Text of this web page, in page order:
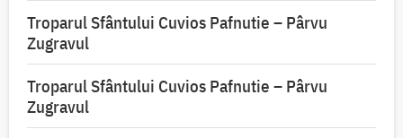
Troparul Sfântului Cuvios Pafnutie – Pârvu
Zugravul
Troparul Sfântului Cuvios Pafnutie – Pârvu
Zugravul